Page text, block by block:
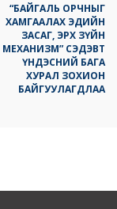
“БАЙГАЛЬ ОРЧНЫГ
ХАМГААЛАХ ЭДИЙН
ЗАСАГ, ЭРХ ЗҮЙН
МЕХАНИЗМ” СЭДЭВТ
ҮНДЭСНИЙ БАГА
ХУРАЛ ЗОХИОН
БАЙГУУЛАГДЛАА